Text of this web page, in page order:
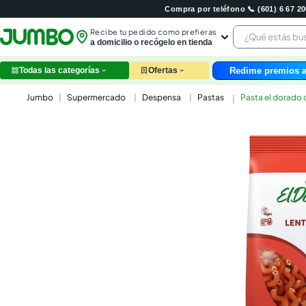
Compra por teléfono 📞 (601) 6 67
Recibe tu pedido como prefieras
a domicilio o recógelo en tienda
¿Qué estás
leche
cafe
Todas las categorías Ofertas Redime premios
Supermercado Despensa Pastas Pasta el dorado